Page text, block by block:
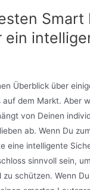
Smart
ein
Überblick über
auf dem Markt. Aber
von Deinen
ab. Wenn Du
eine intelligente
sinnvoll sein,
zu schützen. Wenn